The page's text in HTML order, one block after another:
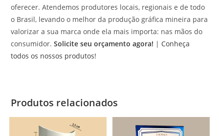
oferecer. Atendemos produtores locais, regionais e de todo
o Brasil, levando o melhor da produção gráfica mineira para
valorizar a sua marca onde ela mais importa: nas mãos do
consumidor.Solicite seu orçamento agora! | Conheça
todos os nossos produtos!
Produtos relacionados